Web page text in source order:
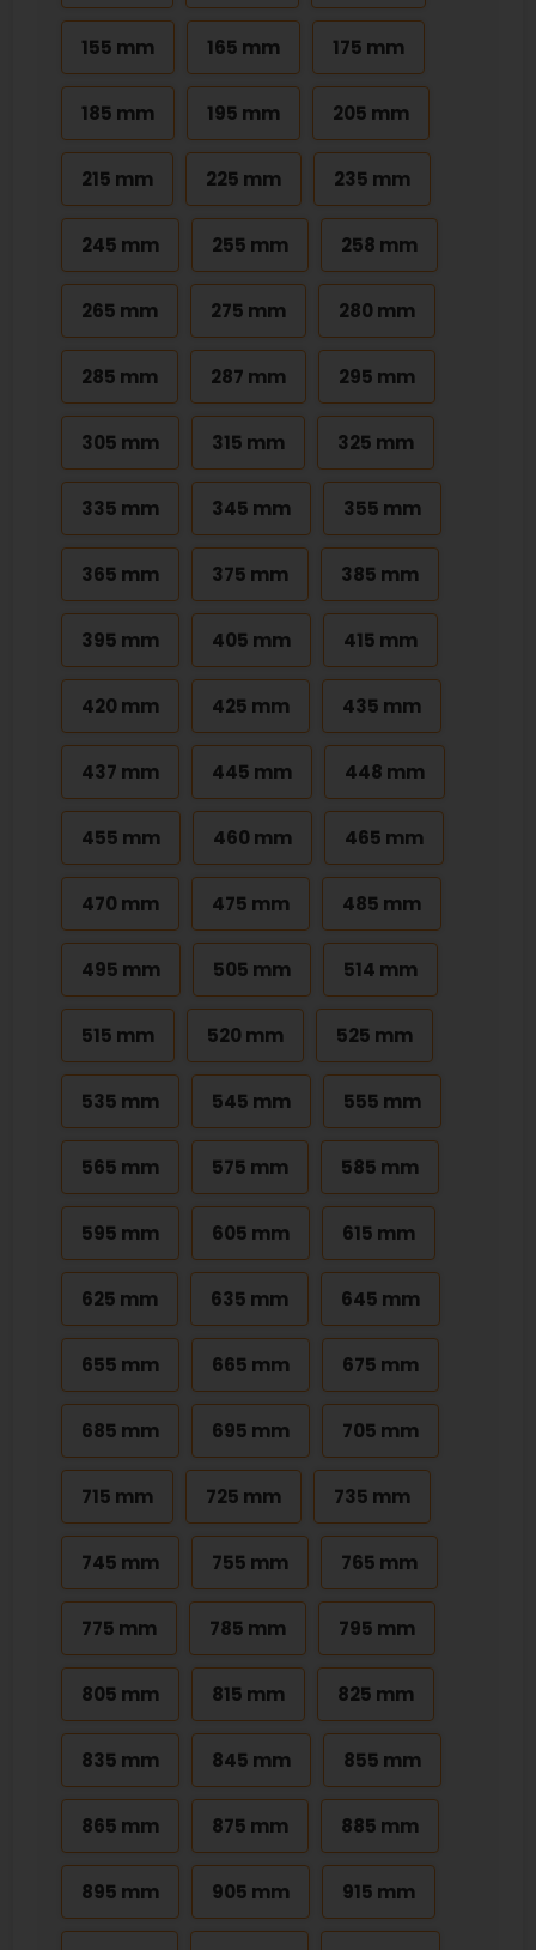
155 mm 165 mm 175 mm
185 mm 195 mm 205 mm
215 mm 225 mm 235 mm
245 mm 255 mm 258 mm
265 mm 275 mm 280 mm
285 mm 287 mm 295 mm
305 mm 315 mm 325 mm
335 mm 345 mm 355 mm
365 mm 375 mm 385 mm
395 mm 405 mm 415 mm
420 mm 425 mm 435 mm
437 mm 445 mm 448 mm
455 mm 460 mm 465 mm
470 mm 475 mm 485 mm
495 mm 505 mm 514 mm
515 mm 520 mm 525 mm
535 mm 545 mm 555 mm
565 mm 575 mm 585 mm
595 mm 605 mm 615 mm
625 mm 635 mm 645 mm
655 mm 665 mm 675 mm
685 mm 695 mm 705 mm
715 mm 725 mm 735 mm
745 mm 755 mm 765 mm
775 mm 785 mm 795 mm
805 mm 815 mm 825 mm
835 mm 845 mm 855 mm
865 mm 875 mm 885 mm
895 mm 905 mm 915 mm